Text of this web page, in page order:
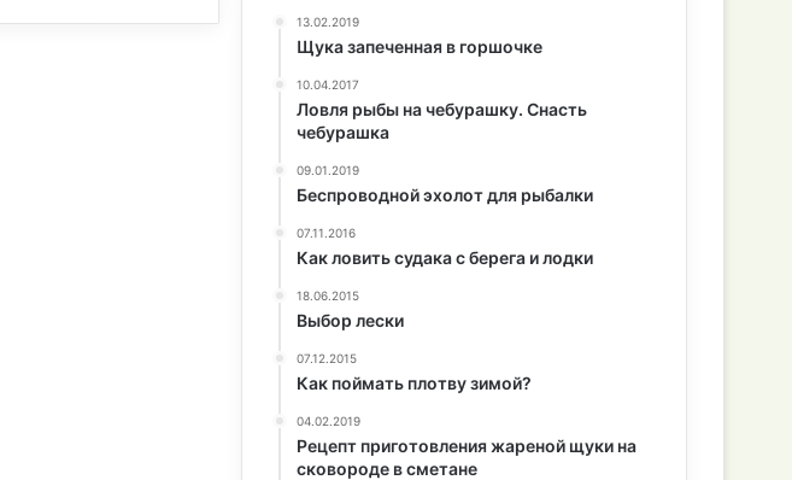
13.02.2019
Щука запеченная в горшочке
10.04.2017
Ловля рыбы на чебурашку. Снасть
чебурашка
09.01.2019
Беспроводной эхолот для рыбалки
07.11.2016
Как ловить судака с берега и лодки
18.06.2015
Выбор лески
07.12.2015
Как поймать плотву зимой?
04.02.2019
Рецепт приготовления жареной щуки на
сковороде в сметане